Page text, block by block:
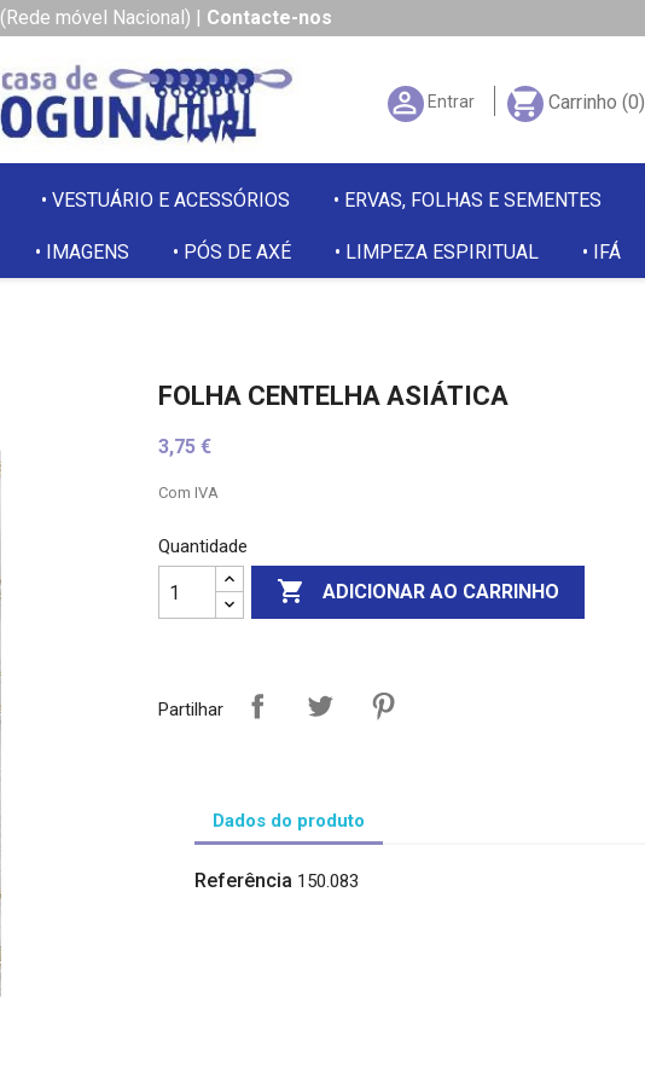
(Rede móvel Nacional) | Contacte-nos
 Entrar shopping_cart Carrinho (0)
VESTUÁRIO E ACESSÓRIOS ERVAS, FOLHAS E SEMENTES
IMAGENS PÓS DE AXÉ LIMPEZA ESPIRITUAL IFÁ
FOLHA CENTELHA ASIÁTICA
3,75 €
Com IVA
Quantidade
 ADICIONAR AO CARRINHO
Partilhar
Dados do produto
Referência 150.083